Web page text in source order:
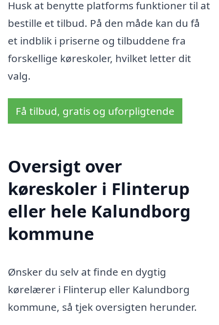
Husk at benytte platforms funktioner til at
bestille et tilbud. På den måde kan du få
et indblik i priserne og tilbuddene fra
forskellige køreskoler, hvilket letter dit
valg.
Få tilbud, gratis og uforpligtende
Oversigt over
køreskoler i Flinterup
eller hele Kalundborg
kommune
Ønsker du selv at finde en dygtig
kørelærer i Flinterup eller Kalundborg
kommune, så tjek oversigten herunder.